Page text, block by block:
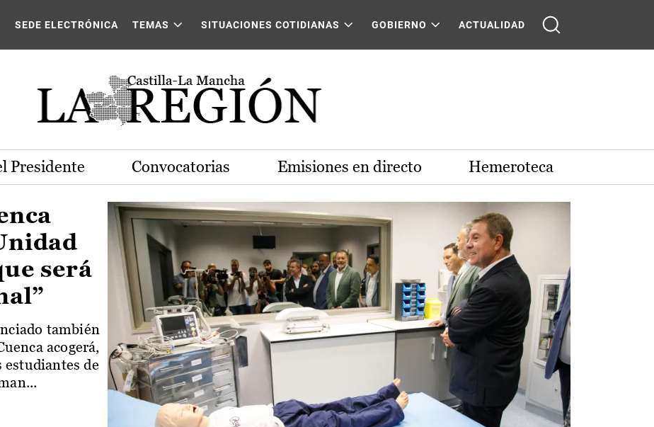
La Mancha
SEDE ELECTRÓNICA TEMAS SITUACIONES COTIDIANAS GOBIERNO ACTUALIDAD
Presidente Convocatorias Emisiones en directo Hemeroteca
será
también
acogerá,
estudiantes de